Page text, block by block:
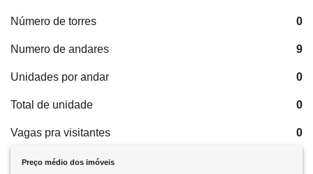
Número de torres 0
Numero de andares 9
Unidades por andar 0
Total de unidade 0
Vagas pra visitantes 0
Preço médio dos imóveis